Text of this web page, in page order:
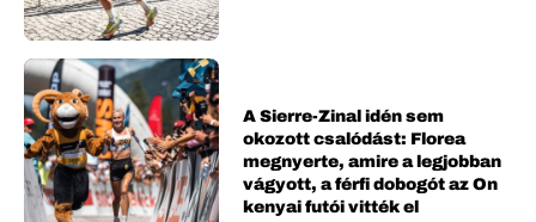
A Sierre-Zinal idén sem
okozott csalódást: Florea
megnyerte, amire a legjobban
vágyott, a férfi dobogót az On
kenyai futói vitték el